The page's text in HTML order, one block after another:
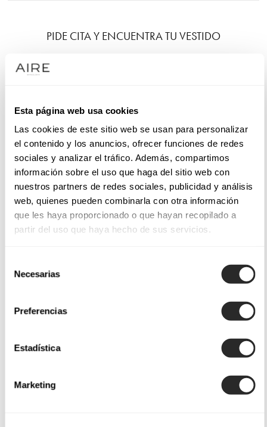
Esta página web usa cookies
Las cookies de este sitio web se usan para personalizar
el contenido y los anuncios, ofrecer funciones de redes
sociales y analizar el tráfico. Además, compartimos
información sobre el uso que haga del sitio web con
nuestros partners de redes sociales, publicidad y análisis
web, quienes pueden combinarla con otra información
que les haya proporcionado o que hayan recopilado a
partir del uso que haya hecho de sus servicios.
Necesarias
Preferencias
Estadística
Marketing
PIDE CITA Y ENCUENTRA TU VESTIDO